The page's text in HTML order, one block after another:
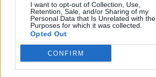
I want to opt-out of Collection, Use,
Retention, Sale, and/or Sharing of my
Personal Data that Is Unrelated with the
Purposes for which it was collected.
Opted Out
CONFIRM